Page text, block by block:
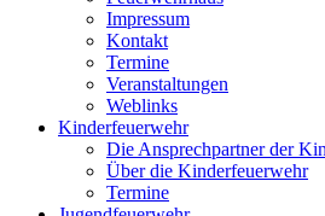
Impressum
Kontakt
Termine
Veranstaltungen
Weblinks
Kinderfeuerwehr
Die Ansprechpartner der
Über die Kinderfeuerwehr
Termine